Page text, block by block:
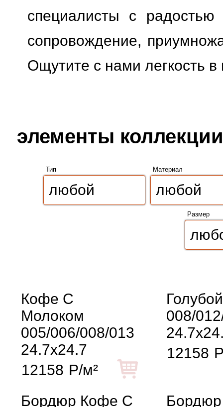
специалисты с радостью
сопровождение,
Ощутите с нами легкость
элементы
Тип Материал
Размер
Кофе С
Молоком
005/006/008/013
24.7x24.7
12158 Р/м²
Голубой
008/
12158
Бордюр Кофе С
Бордюр